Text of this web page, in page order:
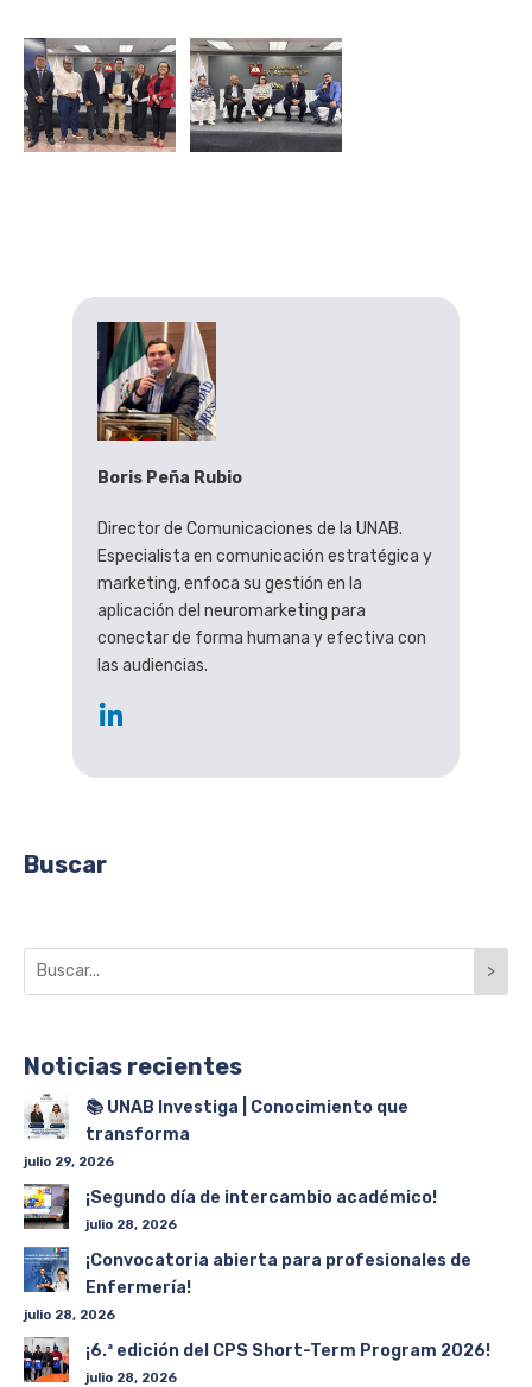
Boris Peña Rubio
Director de Comunicaciones de la UNAB.
Especialista en comunicación estratégica y
marketing, enfoca su gestión en la
aplicación del neuromarketing para
conectar de forma humana y efectiva con
las audiencias.
Buscar
>
Noticias recientes
📚 UNAB Investiga | Conocimiento que
transforma
julio 29, 2026
¡Segundo día de intercambio académico!
julio 28, 2026
¡Convocatoria abierta para profesionales de
Enfermería!
julio 28, 2026
¡6.ª edición del CPS Short-Term Program 2026!
julio 28, 2026